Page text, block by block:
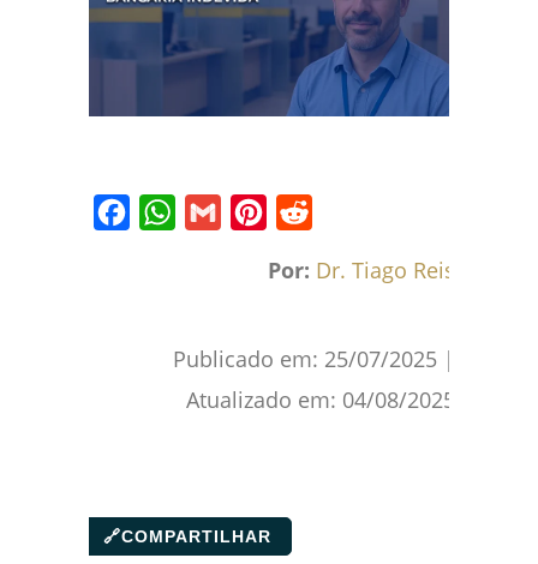
Por: Dr. Tiago Reis
Publicado em: 25/07/2025 |
Atualizado em: 04/08/2025
🔗COMPARTILHAR